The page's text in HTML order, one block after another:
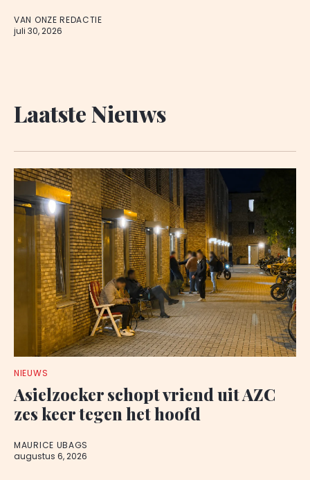
VAN ONZE REDACTIE
juli 30, 2026
Laatste Nieuws
NIEUWS
Asielzoeker schopt vriend uit AZC
zes keer tegen het hoofd
MAURICE UBAGS
augustus 6, 2026